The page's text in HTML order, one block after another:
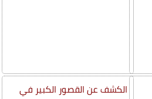
الكشف عن القصور الكبير في